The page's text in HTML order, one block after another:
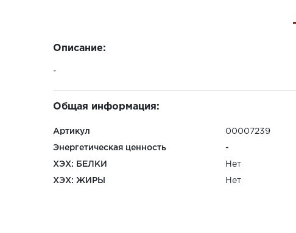
Описание:
-
Общая информация:
Артикул 00007239
Энергетическая ценность -
ХЭХ: БЕЛКИ Нет
ХЭХ: ЖИРЫ Нет